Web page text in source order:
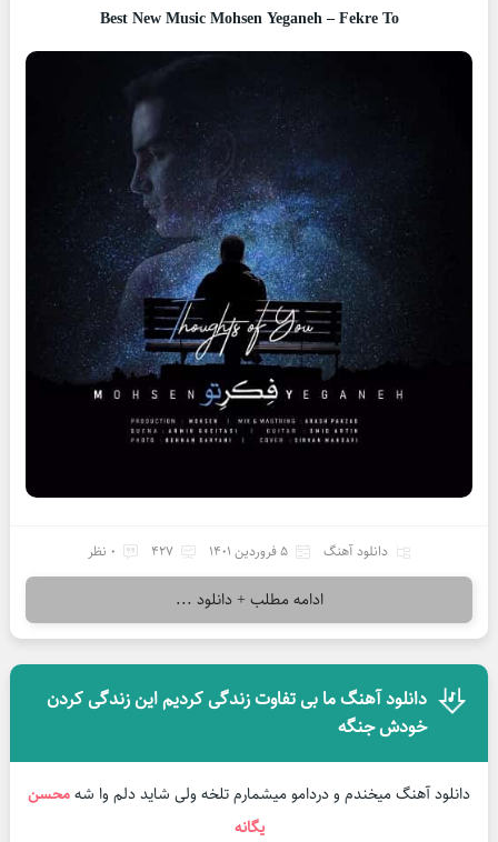
Best New Music Mohsen Yeganeh – Fekre To
دانلود آهنگ 5 فروردین 1401 427 0 نظر
ادامه مطلب + دانلود ...
دانلود آهنگ ما بی تفاوت زندگی کردیم این زندگی کردن
خودش جنگه
دانلود آهنگ میخندم و دردامو میشمارم تلخه ولی شاید دلم وا شهمحسن
یگانه